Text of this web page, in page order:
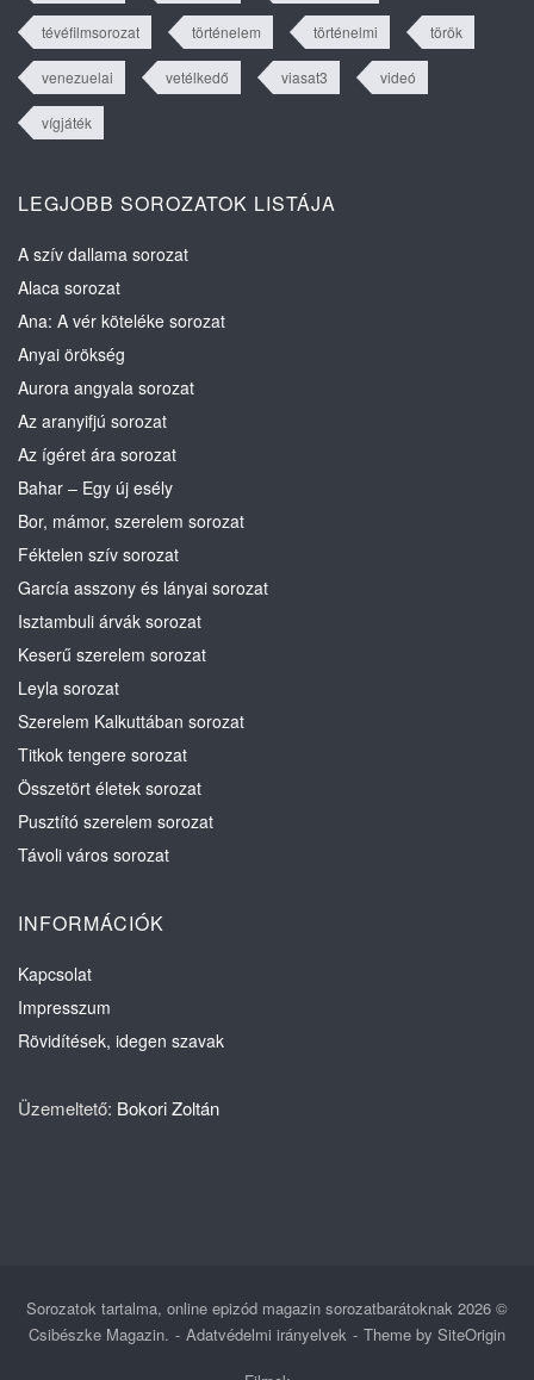
tévéfilmsorozat történelem történelmi török
venezuelai vetélkedő viasat3 videó
vígjáték
LEGJOBB SOROZATOK LISTÁJA
A szív dallama sorozat
Alaca sorozat
Ana: A vér köteléke sorozat
Anyai örökség
Aurora angyala sorozat
Az aranyifjú sorozat
Az ígéret ára sorozat
Bahar – Egy új esély
Bor, mámor, szerelem sorozat
Féktelen szív sorozat
García asszony és lányai sorozat
Isztambuli árvák sorozat
Keserű szerelem sorozat
Leyla sorozat
Szerelem Kalkuttában sorozat
Titkok tengere sorozat
Összetört életek sorozat
Pusztító szerelem sorozat
Távoli város sorozat
INFORMÁCIÓK
Kapcsolat
Impresszum
Rövidítések, idegen szavak
Üzemeltető: Bokori Zoltán
Sorozatok tartalma, online epizód magazin sorozatbarátoknak 2026 ©
Csibészke Magazin.
Adatvédelmi irányelvek Theme by SiteOrigin